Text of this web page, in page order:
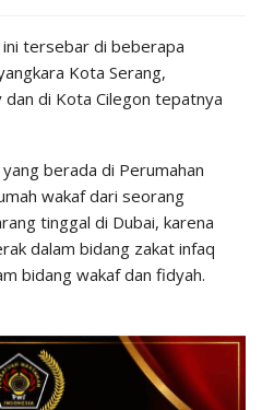
tersebar di beberapa
Kota Serang,
dan di Kota Cilegon tepatnya
berada di Perumahan
wakaf dari seorang
tinggal di Dubai, karena
dalam bidang zakat infaq
bidang wakaf dan fidyah.